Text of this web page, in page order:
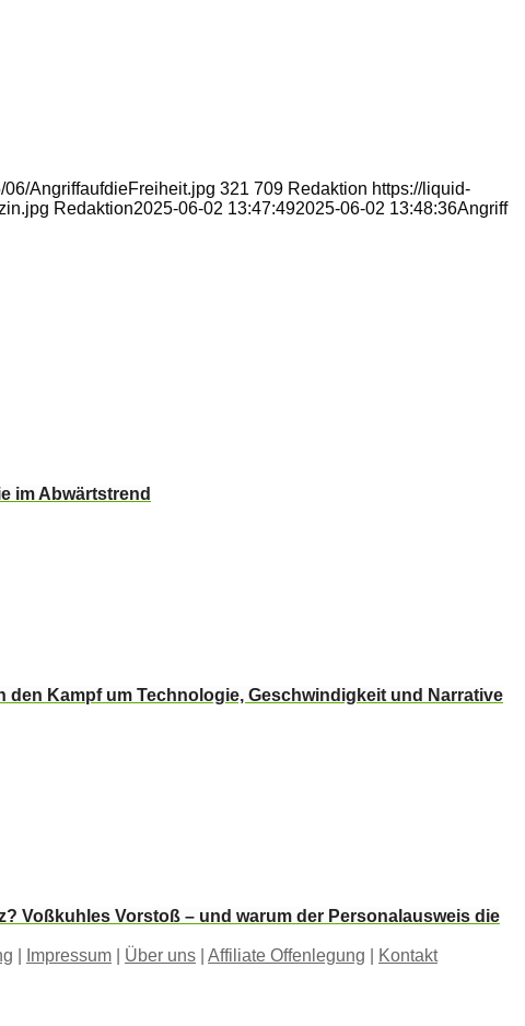
AngriffaufdieFreiheit.jpg 321 709 Redaktion https://liquid-
Redaktion2025-06-02 13:47:492025-06-02 13:48:36Angriff
im Abwärtstrend
den Kampf um Technologie, Geschwindigkeit und Narrative
Voßkuhles Vorstoß – und warum der Personalausweis die
Impressum Über uns Affiliate Offenlegung
Kontakt